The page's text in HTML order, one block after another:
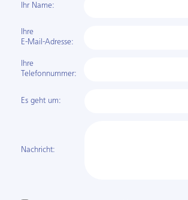
Ihr Name:
Ihre
E-Mail-Adresse:
Ihre
Telefon­nummer:
Es geht um:
Nachricht: